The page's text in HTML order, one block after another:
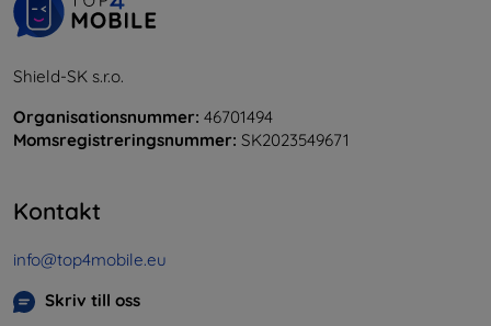
Shield-SK s.r.o.
Organisationsnummer: 46701494
Momsregistreringsnummer: SK2023549671
Kontakt
info@top4mobile.eu
Skriv till oss